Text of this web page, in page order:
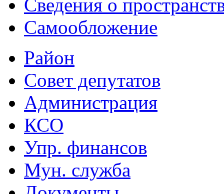
Сведения о
Самообложение
Район
Совет депутатов
Администрация
КСО
Упр. финансов
Мун. служба